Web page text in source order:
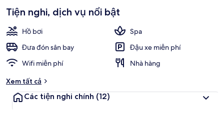
Tiện nghi, dịch vụ nổi bật
Hồ bơi
Spa
Đưa đón sân bay
Đậu xe miễn phí
Wifi miễn phí
Nhà hàng
Xem tất cả
Các tiện nghi chính (12)